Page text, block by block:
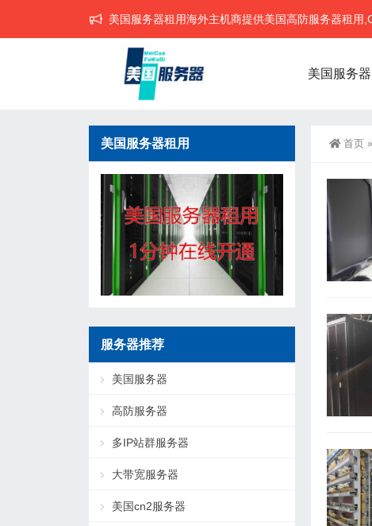
美国服务器租用海外主机商提供美国高防服务器租用
美国服务器
首页 »
美国服务器租用
服务器推荐
美国服务器
高防服务器
多IP站群服务器
大带宽服务器
美国cn2服务器